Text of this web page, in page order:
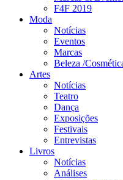
F4F 2019
Moda
Notícias
Eventos
Marcas
Beleza /
Artes
Notícias
Teatro
Dança
Exposições
Festivais
Entrevistas
Livros
Notícias
Análises